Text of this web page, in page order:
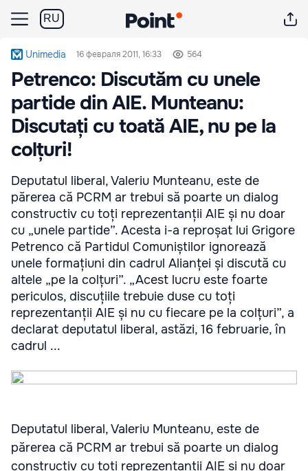
RU
Unimedia 16 февраля 2011, 16:33 564
Petrenco: Discutăm cu unele
partide din AIE. Munteanu:
Discutați cu toată AIE, nu pe la
colțuri!
Deputatul liberal, Valeriu Munteanu, este de
părerea că PCRM ar trebui să poarte un dialog
constructiv cu toți reprezentanții AIE și nu doar
cu „unele partide”. Acesta i-a reproșat lui Grigore
Petrenco că Partidul Comuniștilor ignorează
unele formațiuni din cadrul Alianței și discută cu
altele „pe la colțuri”. „Acest lucru este foarte
periculos, discuțiile trebuie duse cu toți
reprezentanții AIE și nu cu fiecare pe la colțuri”, a
declarat deputatul liberal, astăzi, 16 februarie, în
cadrul ...
Deputatul liberal, Valeriu Munteanu, este de
părerea că PCRM ar trebui să poarte un dialog
constructiv cu toți reprezentanții AIE și nu doar